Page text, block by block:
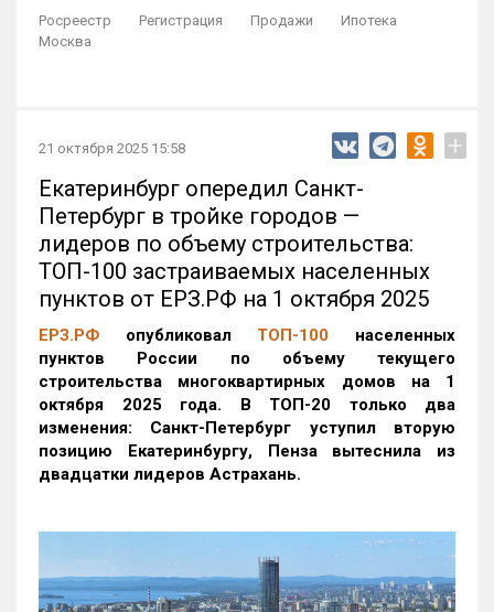
Росреестр Регистрация Продажи
Ипотека
Москва
21 октября 2025 15:58 +
Екатеринбург опередил Санкт-
Петербург в тройке городов —
лидеров по объему строительства:
ТОП-100 застраиваемых населенных
пунктов от ЕРЗ.РФ на 1 октября 2025
ЕРЗ.РФ опубликовал ТОП-100 населенных
пунктов России по объему текущего
строительства многоквартирных домов на 1
октября 2025 года. В ТОП-20 только два
изменения: Санкт-Петербург уступил вторую
позицию Екатеринбургу, Пенза вытеснила из
двадцатки лидеров Астрахань.